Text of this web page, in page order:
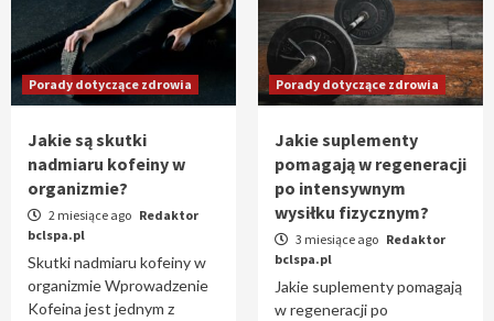
Porady dotyczące zdrowia
Jakie są skutki
nadmiaru kofeiny w
organizmie?
2 miesiące ago Redaktor
bclspa.pl
Skutki nadmiaru kofeiny w
organizmie Wprowadzenie
Kofeina jest jednym z
Porady dotyczące zdrowia
Jakie suplementy
pomagają w regeneracji
po intensywnym
wysiłku fizycznym?
3 miesiące ago Redaktor
bclspa.pl
Jakie suplementy pomagają
w regeneracji po